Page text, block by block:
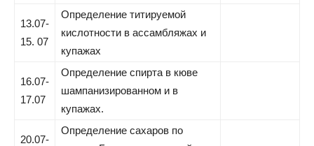
13.07-
15. 07
Определение титируемой
кислотности в ассамбляжах и
купажах
16.07-
17.07
Определение спирта в кюве
шампанизированном и в
купажах.
20.07-
Определение сахаров по